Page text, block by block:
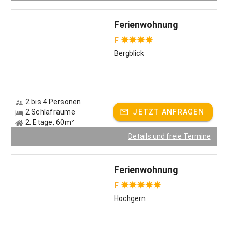
Ferienwohnung
F
Bergblick
2 bis 4 Personen
2 Schlafräume
2. Etage, 60m²
JETZT ANFRAGEN
Details und freie Termine
Ferienwohnung
F
Hochgern